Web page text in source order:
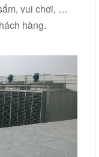
vui chơi, …
hàng.